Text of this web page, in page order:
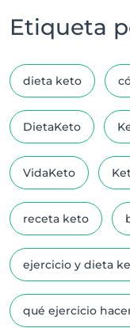
Etiqueta
dieta keto
DietaKeto
VidaKeto
receta keto
ejercicio y dieta
qué ejercicio